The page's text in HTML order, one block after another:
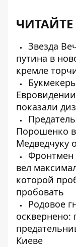
Звезда
путина в
кремле
показали
Порошенко
Медведчуку
Фронтмен
вел
которой
пробовать
Родовое
осквернено:
Киеве